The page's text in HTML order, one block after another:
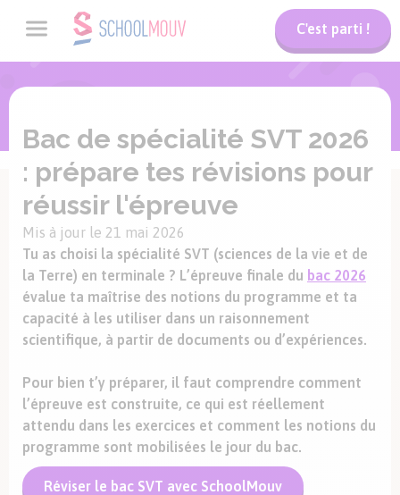
C'est parti !
Bac de spécialité SVT 2026
: prépare tes révisions pour
réussir l'épreuve
Mis à jour le 21 mai 2026
Tu as choisi la spécialité SVT (sciences de la vie et de
la Terre) en terminale ? L’épreuve finale du bac 2026
évalue ta maîtrise des notions du programme et ta
capacité à les utiliser dans un raisonnement
scientifique, à partir de documents ou d’expériences.
Pour bien t’y préparer, il faut comprendre comment
l’épreuve est construite, ce qui est réellement
attendu dans les exercices et comment les notions du
programme sont mobilisées le jour du bac.
Réviser le bac SVT avec SchoolMouv